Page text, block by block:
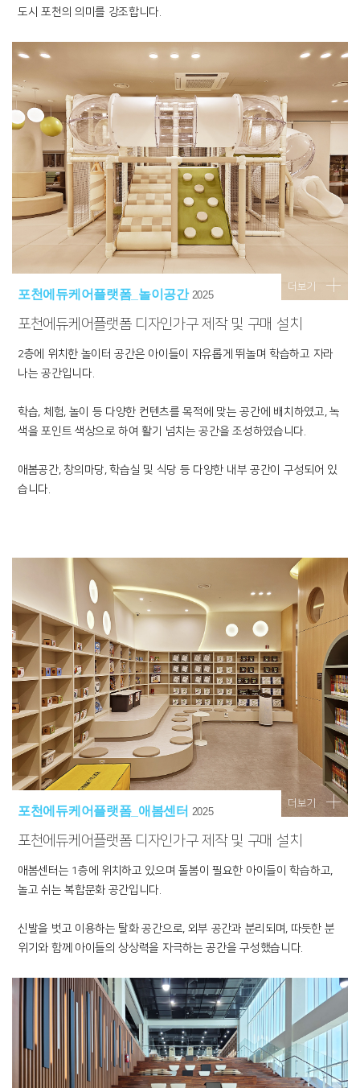
도시 포천의 의미를 강조합니다.
더보기
포천에듀케어플랫폼_놀이공간 2025
포천에듀케어플랫폼 디자인가구 제작 및 구매 설치
2층에 위치한 놀이터 공간은 아이들이 자유롭게 뛰놀며 학습하고 자라
나는 공간입니다.
학습, 체험, 놀이 등 다양한 컨텐츠를 목적에 맞는 공간에 배치하였고, 녹
색을 포인트 색상으로 하여 활기 넘치는 공간을 조성하였습니다.
애봄공간, 창의마당, 학습실 및 식당 등 다양한 내부 공간이 구성되어 있
습니다.
더보기
포천에듀케어플랫폼_애봄센터 2025
포천에듀케어플랫폼 디자인가구 제작 및 구매 설치
애봄센터는 1층에 위치하고 있으며 돌봄이 필요한 아이들이 학습하고,
놀고 쉬는 복합문화 공간입니다.
신발을 벗고 이용하는 탈화 공간으로, 외부 공간과 분리되며, 따듯한 분
위기와 함께 아이들의 상상력을 자극하는 공간을 구성했습니다.